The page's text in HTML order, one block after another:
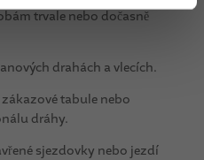
trvale nebo dočasně
drahách a vlecích.
tabule nebo
dráhy.
sjezdovky nebo jezdí